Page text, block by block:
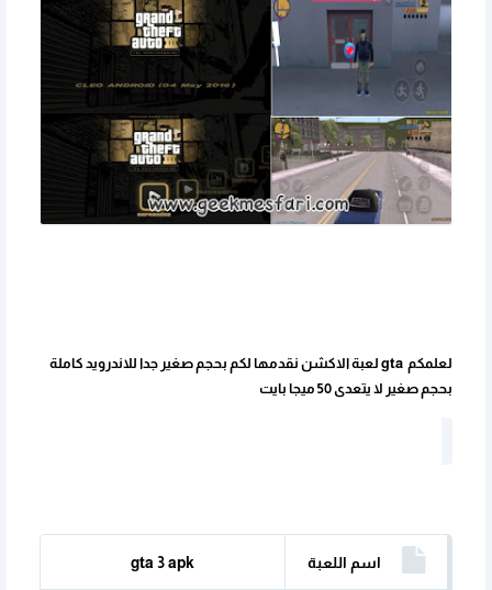
لعلمكم gta لعبة الاكشن نقدمها لكم بحجم صغير جدا للاندرويد كاملة
بحجم صغير لا يتعدى 50 ميجا بايت
اسم اللعبة gta 3 apk